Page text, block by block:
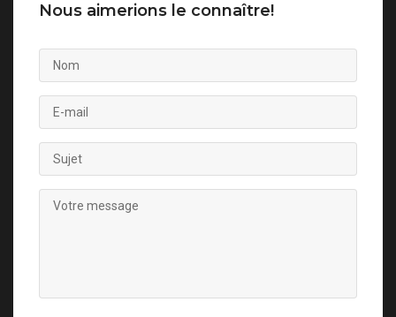
Nous aimerions le connaître!